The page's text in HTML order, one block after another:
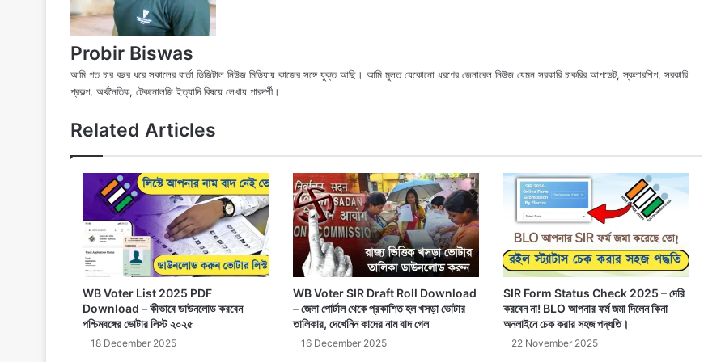
Probir Biswas
আমি গত চার বছর ধরে সকালের বার্তা ডিজিটাল নিউজ মিডিয়ায় কাজের সঙ্গে যুক্ত আছি। আমি মুলত যেকোনো ধরণের জেনারেল নিউজ যেমন সরকারি চাকরির আপডেট, স্কলারশিপ, সরকারি
প্রকল্প, অর্থনৈতিক, টেকনোলজি ইত্যাদি বিষয়ে লেখায় পারদর্শী।
Related Articles
WB Voter List 2025 PDF
Download – কীভাবে ডাউনলোড করবেন
পশ্চিমবঙ্গের ভোটার লিস্ট ২০২৫
18 December 2025
WB Voter SIR Draft Roll Download
– জেলা পোর্টাল থেকে প্রকাশিত হল খসড়া ভোটার
তালিকার, দেখেনিন কাদের নাম বাদ গেল
16 December 2025
SIR Form Status Check 2025 – দেরি
করবেন না! BLO আপনার ফর্ম জমা দিলেন কিনা
অনলাইনে চেক করার সহজ পদ্ধতি।
22 November 2025